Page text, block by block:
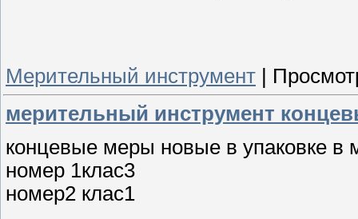
Мерительный инструмент |
мерительный инструмент
концевые меры новые в упаковке в
номер 1клас3
номер2 клас1